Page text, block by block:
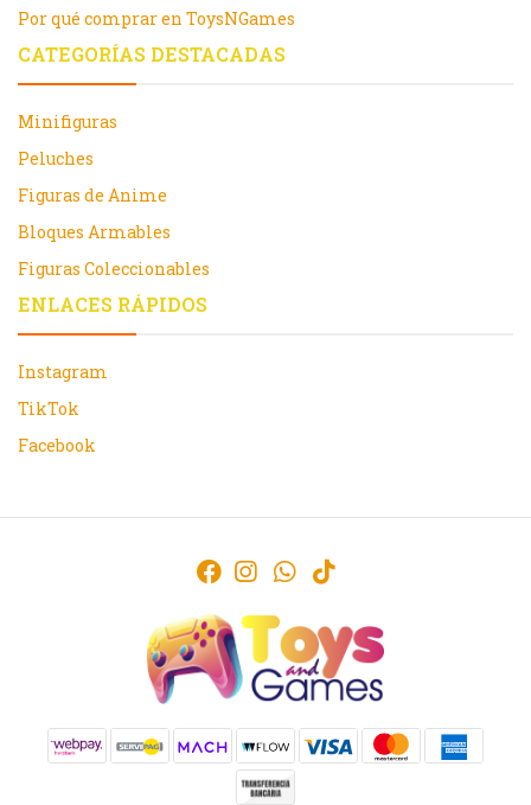
Por qué comprar en ToysNGames
CATEGORÍAS DESTACADAS
Minifiguras
Peluches
Figuras de Anime
Bloques Armables
Figuras Coleccionables
ENLACES RÁPIDOS
Instagram
TikTok
Facebook